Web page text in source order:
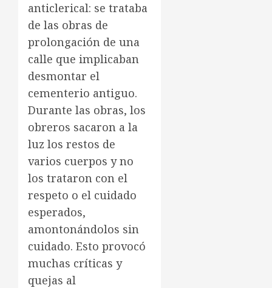
anticlerical: se trataba
de las obras de
prolongación de una
calle que implicaban
desmontar el
cementerio antiguo.
Durante las obras, los
obreros sacaron a la
luz los restos de
varios cuerpos y no
los trataron con el
respeto o el cuidado
esperados,
amontonándolos sin
cuidado. Esto provocó
muchas críticas y
quejas al